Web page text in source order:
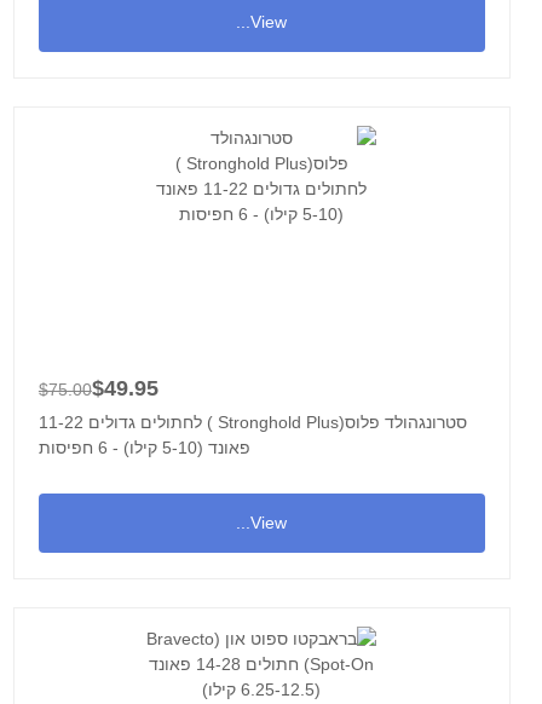
View...
$49.95
$75.00
סטרונגהולד פלוס(Stronghold Plus ) לחתולים גדולים 11-22
פאונד (5-10 קילו) - 6 חפיסות
View...